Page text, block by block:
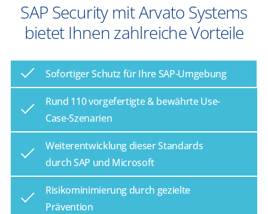
SAP Security mit Arvato Systems
bietet Ihnen zahlreiche Vorteile
Sofortiger Schutz für Ihre SAP-Umgebung
Rund 110 vorgefertigte & bewährte Use-
Case-Szenarien
Weiterentwicklung dieser Standards
durch SAP und Microsoft
Risikominimierung durch gezielte
Prävention